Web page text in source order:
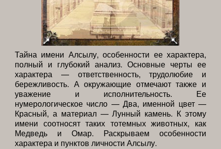
Тайна имени Алсылу, особенности ее характера,
полный и глубокий анализ. Основные черты ее
характера — ответственность, трудолюбие и
бережливость. А окружающие отмечают также и
уважение и исполнительность. Ее
нумерологическое число — Два, именной цвет —
Красный, а материал — Лунный камень. К этому
имени соотносят таких тотемных животных, как
Медведь и Омар. Раскрываем особенности
характера и пунктов личности Алсылу.